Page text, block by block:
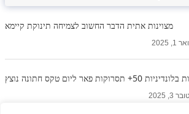
מצוינות אתית הדבר החשוב לצמיחה תינוקת קיימא
2025
50+ תסרוקות פאר ליום טקס חתונה נוצץ
3, 2025